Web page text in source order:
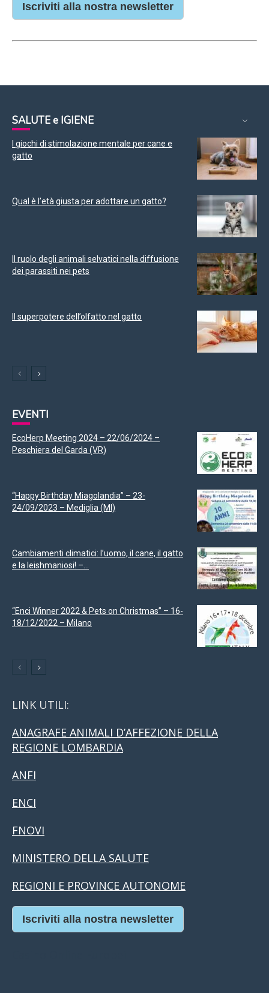
Iscriviti alla nostra newsletter
SALUTE e IGIENE
I giochi di stimolazione mentale per cane e
gatto
Qual è l’età giusta per adottare un gatto?
Il ruolo degli animali selvatici nella diffusione
dei parassiti nei pets
Il superpotere dell’olfatto nel gatto
EVENTI
EcoHerp Meeting 2024 – 22/06/2024 –
Peschiera del Garda (VR)
“Happy Birthday Miagolandia” – 23-
24/09/2023 – Mediglia (MI)
Cambiamenti climatici: l’uomo, il cane, il gatto
e la leishmaniosi! –...
“Enci Winner 2022 & Pets on Christmas” – 16-
18/12/2022 – Milano
LINK UTILI:
ANAGRAFE ANIMALI D’AFFEZIONE DELLA
REGIONE LOMBARDIA
ANFI
ENCI
FNOVI
MINISTERO DELLA SALUTE
REGIONI E PROVINCE AUTONOME
Iscriviti alla nostra newsletter